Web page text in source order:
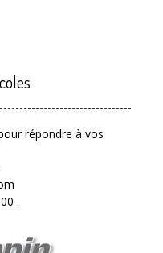
répondre à vos
.